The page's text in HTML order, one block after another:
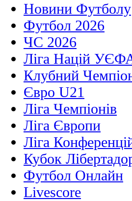
Новини Футболу
Футбол 2026
ЧС 2026
Ліга Націй
Клубний
Євро U21
Ліга Чемпіонів
Ліга Європи
Ліга
Кубок
Футбол Онлайн
Livescore